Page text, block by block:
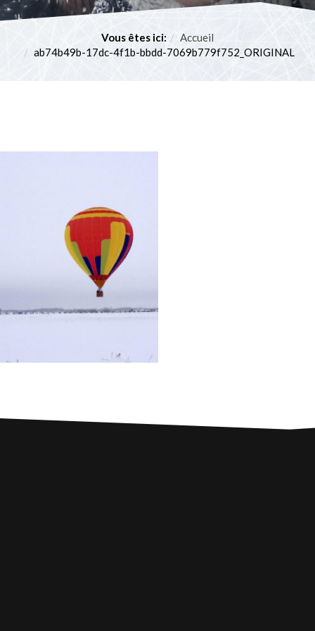
Techniques et règlements
Concours et tirages
Vous êtes ici:
Accueil
ab74b49b-17dc-4f1b-bbdd-7069b779f752_ORIGINAL